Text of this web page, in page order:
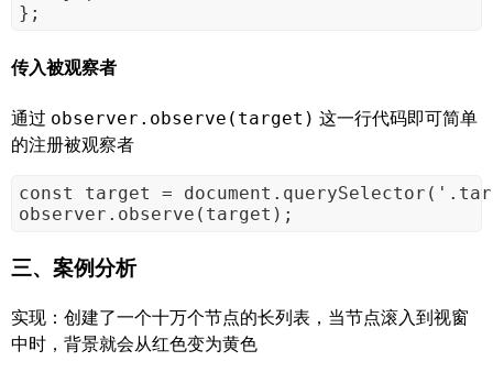
};
传入被观察者
通过 observer.observe(target) 这一行代码即可简单
的注册被观察者
const target =
observer.observe(target);
三、案例分析
实现：创建了一个十万个节点的长列表，当节点滚入到视窗
中时，背景就会从红色变为黄色